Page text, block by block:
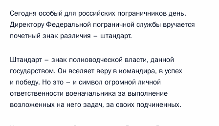
Сегодня особый для российских пограничников день.
Директору Федеральной пограничной службы вручается
почетный знак различия – штандарт.
Штандарт – знак полководческой власти, данной
государством. Он вселяет веру в командира, в успех
и победу. Но это – и символ огромной личной
ответственности военачальника за выполнение
возложенных на него задач, за своих подчиненных.